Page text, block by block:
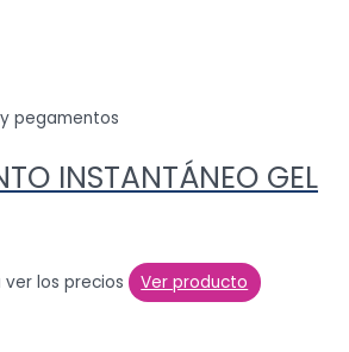
pegamentos
INSTANTÁNEO GEL
los precios Ver producto